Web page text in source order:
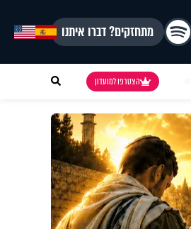
מתחזקים? דברו איתנו
הצטרפו למועדון